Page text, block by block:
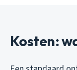
Kosten: